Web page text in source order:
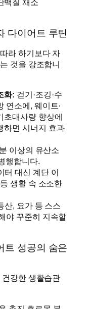
다이어트 루틴
라 하기보다 자
것을 강조합니
화: 걷기·조깅·수
연소에, 웨이트·
초대사량 향상에
하면 시너지 효과
이상의 유산소
행합니다.
터 대신 계단 이
생활 속 소소한
산, 요가 등 스스
야 꾸준히 지속할
트 성공의 숨은
강한 생활습관